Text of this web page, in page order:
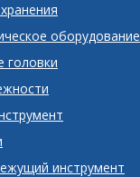
оборудование
головки
инструмент